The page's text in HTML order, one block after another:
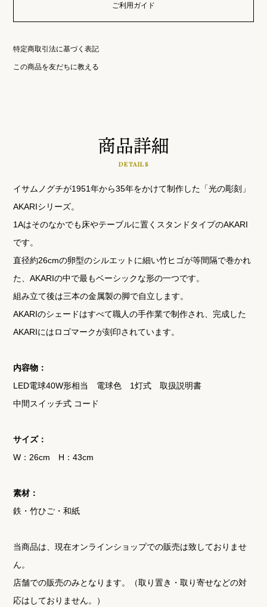
ご利用ガイド
特定商取引法に基づく表記
この商品を友だちに教える
商品詳細
DETAILS
イサムノグチが1951年から35年をかけて制作した「光の彫刻」
AKARIシリーズ。
1Aはそのなかでも床やテーブルに置くスタンドタイプのAKARI
です。
直径約26cmの卵型のシルエットに細い竹ヒゴが等間隔で巻かれ
た、AKARIの中で最もベーシックな形の一つです。
組み立て後は三本の金属製の脚で自立します。
AKARIのシェードはすべて職人の手作業で制作され、完成した
AKARIにはロゴマークが刻印されています。
内容物：
LED電球40W形相当 電球色 1灯式 取扱説明書
中間スイッチ式 コード
サイズ：
W：26cm H：43cm
素材：
鉄・竹ひご・和紙
当商品は、現在オンラインショップでの販売は致しておりませ
ん。
店舗での販売のみとなります。（取り置き・取り寄せなどの対
応はしておりません。）